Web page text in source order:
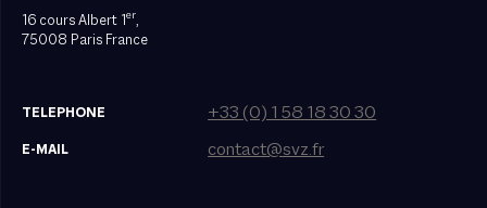
16 cours Albert 1er,
75008 Paris France
TELEPHONE +33 (0) 1 58 18 30 30
E-MAIL contact@svz.fr